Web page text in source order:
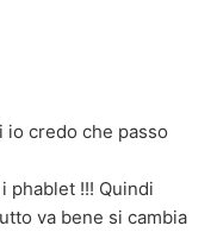
io credo che passo
phablet !!! Quindi
va bene si cambia